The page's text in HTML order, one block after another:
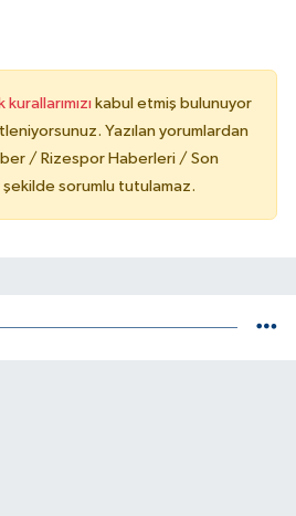
kabul etmiş bulunuyor
Yazılan yorumlardan
/ Rizespor Haberleri / Son
sorumlu tutulamaz.